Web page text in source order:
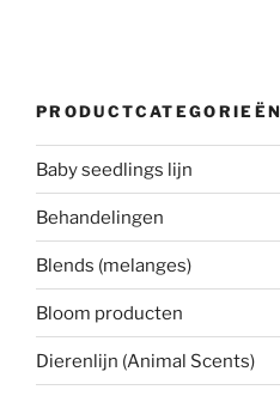
PRODUCTCATEGORIEËN
Baby seedlings lijn
Behandelingen
Blends (melanges)
Bloom producten
Dierenlijn (Animal Scents)